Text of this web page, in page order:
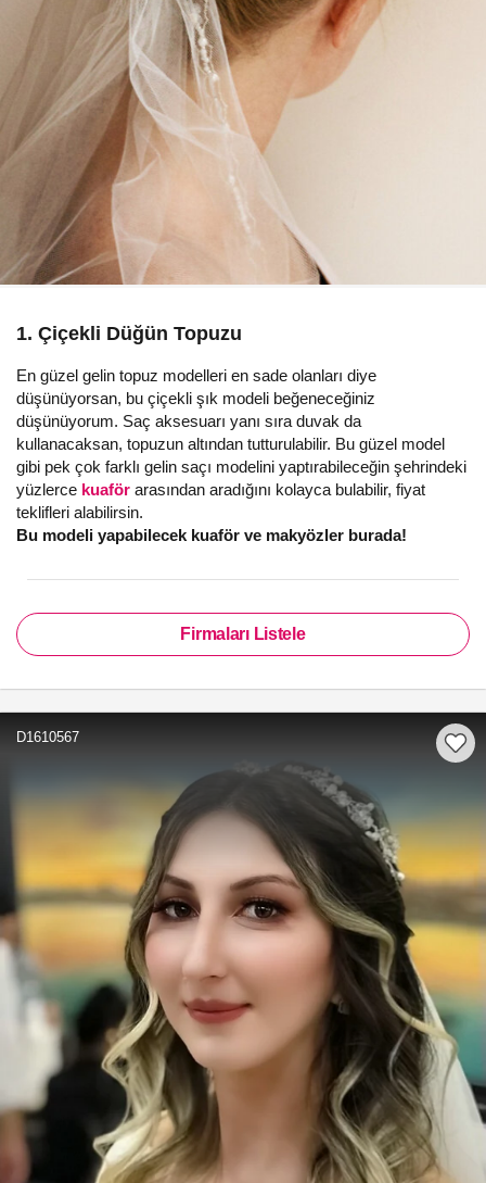
1. Çiçekli Düğün Topuzu
En güzel gelin topuz modelleri en sade olanları diye
düşünüyorsan, bu çiçekli şık modeli beğeneceğiniz
düşünüyorum. Saç aksesuarı yanı sıra duvak da
kullanacaksan, topuzun altından tutturulabilir. Bu güzel model
gibi pek çok farklı gelin saçı modelini yaptırabileceğin şehrindeki
yüzlerce kuaför arasından aradığını kolayca bulabilir, fiyat
teklifleri alabilirsin.
Bu modeli yapabilecek kuaför ve makyözler burada!
Firmaları Listele
D1610567